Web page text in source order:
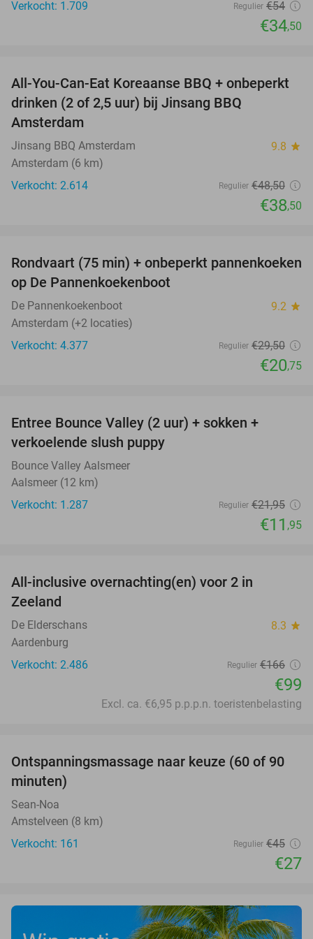
Verkocht: 1.709 Regulier €54
€34,50
21%
All-You-Can-Eat Koreaanse BBQ + onbeperkt
drinken (2 of 2,5 uur) bij Jinsang BBQ
Amsterdam
Jinsang BBQ Amsterdam 9.8 star
Amsterdam (6 km)
Verkocht: 2.614
Regulier €48,50
€38,50
30%
Rondvaart (75 min) + onbeperkt pannenkoeken
op De Pannenkoekenboot
De Pannenkoekenboot 9.2 star
Amsterdam (+2 locaties)
Verkocht: 4.377
Regulier €29,50
€20,75
Entree Bounce Valley (2 uur) + sokken +
verkoelende slush puppy
Bounce Valley Aalsmeer
Aalsmeer (12 km)
Verkocht: 1.287
Regulier €21,95
€11 ,95
All-inclusive overnachting(en) voor 2 in
Zeeland
De Elderschans 8.3 star
Aardenburg
Verkocht: 2.486
Regulier €166
€99
Excl. ca. €6,95 p.p.p.n. toeristenbelasting
40%
Ontspanningsmassage naar keuze (60 of 90
minuten)
Sean-Noa
Amstelveen (8 km)
Verkocht: 161
Regulier €45
€27